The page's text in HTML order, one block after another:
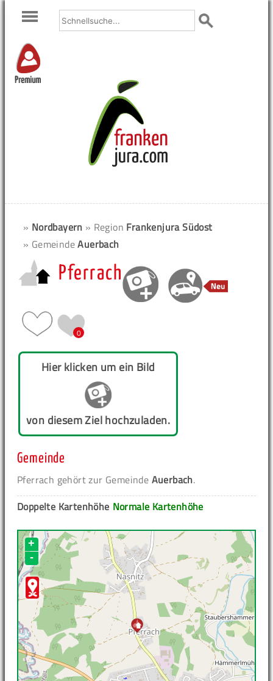
Premium
» Nordbayern » Region Frankenjura Südost
» GemeindeAuerbach
Pferrach
0
Hier klicken um ein Bild
von diesem Ziel hochzuladen.
Gemeinde
Pferrach gehört zur Gemeinde Auerbach.
Normale Kartenhöhe
Doppelte Kartenhöhe
+
-